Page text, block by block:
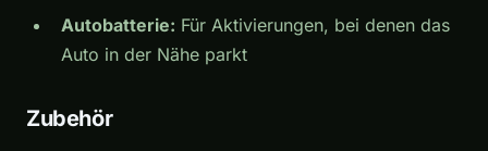
Autobatterie: Für Aktivierungen, bei denen das
Auto in der Nähe parkt
Zubehör